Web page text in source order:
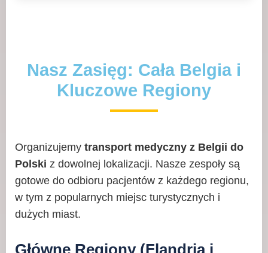
Nasz Zasięg: Cała Belgia i
Kluczowe Regiony
Organizujemy transport medyczny z Belgii do
Polski z dowolnej lokalizacji. Nasze zespoły są
gotowe do odbioru pacjentów z każdego regionu,
w tym z popularnych miejsc turystycznych i
dużych miast.
Główne Regiony (Flandria i